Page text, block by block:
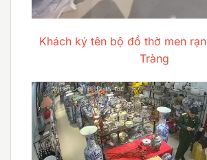
Khách ký tên bộ đồ thờ men
Tràng